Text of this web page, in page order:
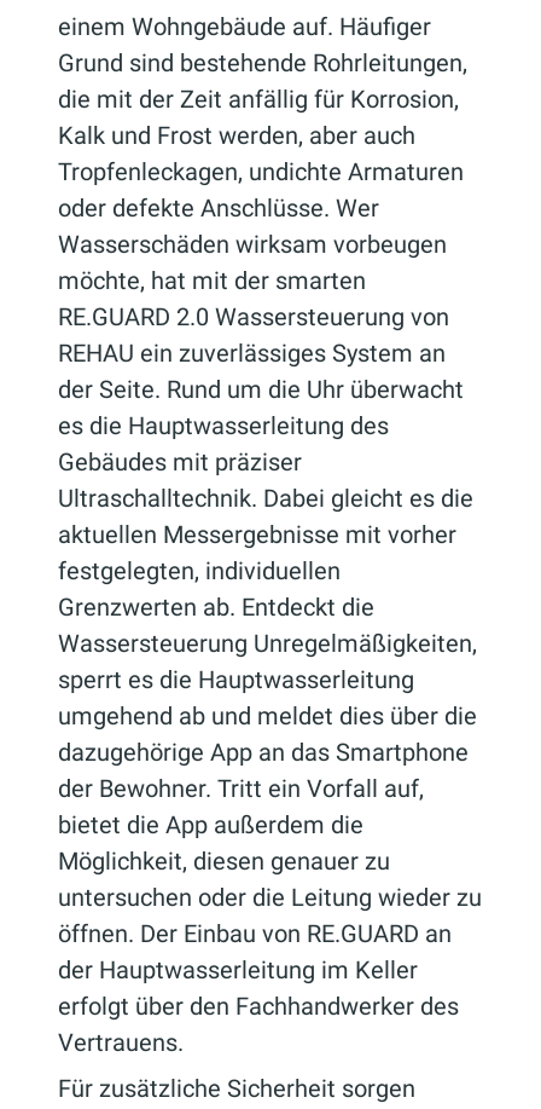
einem Wohngebäude auf. Häufiger
Grund sind bestehende Rohrleitungen,
die mit der Zeit anfällig für Korrosion,
Kalk und Frost werden, aber auch
Tropfenleckagen, undichte Armaturen
oder defekte Anschlüsse. Wer
Wasserschäden wirksam vorbeugen
möchte, hat mit der smarten
RE.GUARD 2.0 Wassersteuerung von
REHAU ein zuverlässiges System an
der Seite. Rund um die Uhr überwacht
es die Hauptwasserleitung des
Gebäudes mit präziser
Ultraschalltechnik. Dabei gleicht es die
aktuellen Messergebnisse mit vorher
festgelegten, individuellen
Grenzwerten ab. Entdeckt die
Wassersteuerung Unregelmäßigkeiten,
sperrt es die Hauptwasserleitung
umgehend ab und meldet dies über die
dazugehörige App an das Smartphone
der Bewohner. Tritt ein Vorfall auf,
bietet die App außerdem die
Möglichkeit, diesen genauer zu
untersuchen oder die Leitung wieder zu
öffnen. Der Einbau von RE.GUARD an
der Hauptwasserleitung im Keller
erfolgt über den Fachhandwerker des
Vertrauens.
Für zusätzliche Sicherheit sorgen